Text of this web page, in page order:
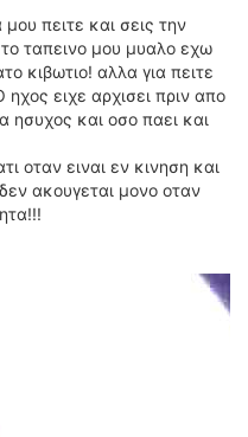
πειτε και σεις την
ταπεινο μου μυαλο εχω
κιβωτιο! αλλα για πειτε
ηχος ειχε αρχισει πριν απο
ησυχος και οσο παει και
οταν ειναι εν κινηση και
ακουγεται μονο οταν